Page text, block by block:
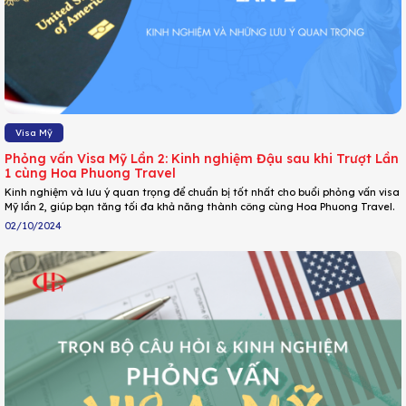
Visa Mỹ
Phỏng vấn Visa Mỹ Lần 2: Kinh nghiệm Đậu sau khi Trượt Lần
1 cùng Hoa Phuong Travel
Kinh nghiệm và lưu ý quan trọng để chuẩn bị tốt nhất cho buổi phỏng vấn visa
Mỹ lần 2, giúp bạn tăng tối đa khả năng thành công cùng Hoa Phuong Travel.
02/10/2024